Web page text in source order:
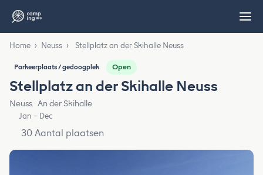
Home › Neuss › Stellplatz an der Skihalle Neuss
Parkeerplaats / gedoogplek Open
Stellplatz an der Skihalle Neuss
Neuss · An der Skihalle
Jan – Dec
30 Aantal plaatsen